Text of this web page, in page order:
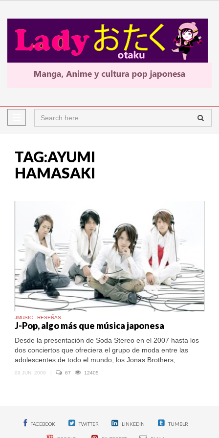
TAG:AYUMI
HAMASAKI
JMUSIC RESEÑAS
J-Pop, algo más que música japonesa
Desde la presentación de Soda Stereo en el 2007 hasta los
dos conciertos que ofreciera el grupo de moda entre las
adolescentes de todo el mundo, los Jonas Brothers, ...
09 JUN, 2009 | 67 12405
FACEBOOK TWITTER LINKEDIN TUMBLR